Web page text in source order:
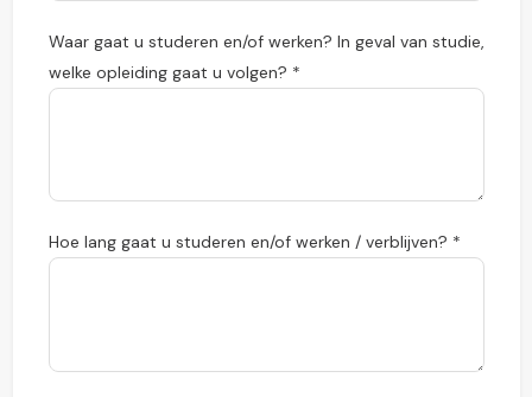
Waar gaat u studeren en/of werken? In geval van studie,
welke opleiding gaat u volgen? *
Hoe lang gaat u studeren en/of werken / verblijven? *